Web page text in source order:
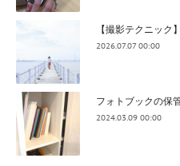
【撮影テクニック
2026.07.07 00:00
フォトブックの保
2024.03.09 00:00